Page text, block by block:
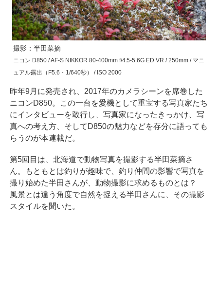
撮影：半田菜摘
ニコン D850 / AF-S NIKKOR 80-400mm f/4.5-5.6G ED VR / 250mm / マニ
ュアル露出（F5.6・1/640秒） / ISO 2000
昨年9月に発売され、2017年のカメラシーンを席巻した
ニコンD850。この一台を愛機として重宝する写真家たち
にインタビューを敢行し、写真家になったきっかけ、写
真への考え方、そしてD850の魅力などを存分に語っても
らうのが本連載だ。
第5回目は、北海道で動物写真を撮影する半田菜摘さ
ん。もともとは釣りが趣味で、釣り仲間の影響で写真を
撮り始めた半田さんが、動物撮影に求めるものとは？
風景とは違う角度で自然を捉える半田さんに、その撮影
スタイルを聞いた。